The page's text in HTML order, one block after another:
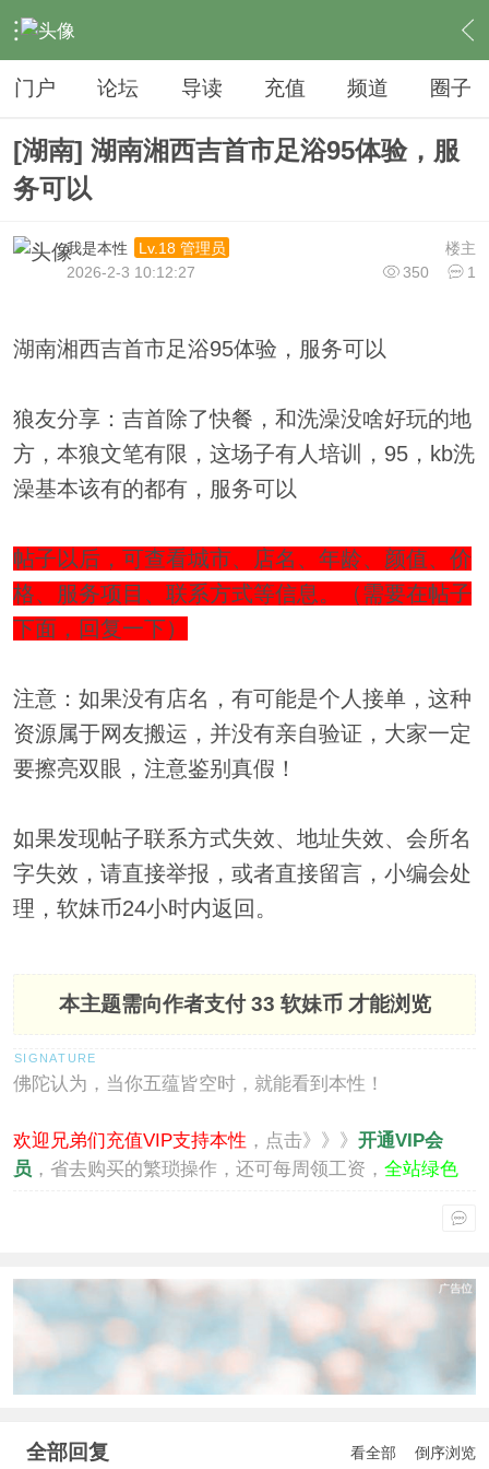
› 夜生活 › 足疗 › 内容
门户 论坛 导读 充值 频道 圈子
[湖南] 湖南湘西吉首市足浴95体验，服
务可以
楼主
我是本性
Lv.18 管理员
350
1
2026-2-3 10:12:27
湖南湘西吉首市足浴95体验，服务可以
狼友分享：吉首除了快餐，和洗澡没啥好玩的地
方，本狼文笔有限，这场子有人培训，95，kb洗
澡基本该有的都有，服务可以
帖子以后，可查看城市、店名、年龄、颜值、价
格、服务项目、联系方式等信息。（需要在帖子
下面，回复一下）
注意：如果没有店名，有可能是个人接单，这种
资源属于网友搬运，并没有亲自验证，大家一定
要擦亮双眼，注意鉴别真假！
如果发现帖子联系方式失效、地址失效、会所名
字失效，请直接举报，或者直接留言，小编会处
理，软妹币24小时内返回。
本主题需向作者支付33 软妹币 才能浏览
佛陀认为，当你五蕴皆空时，就能看到本性！
欢迎兄弟们充值VIP支持本性 ，点击》》》 开通VIP会
员 ，省去购买的繁琐操作，还可每周领工资， 全站绿色
全部回复 看全部 倒序浏览